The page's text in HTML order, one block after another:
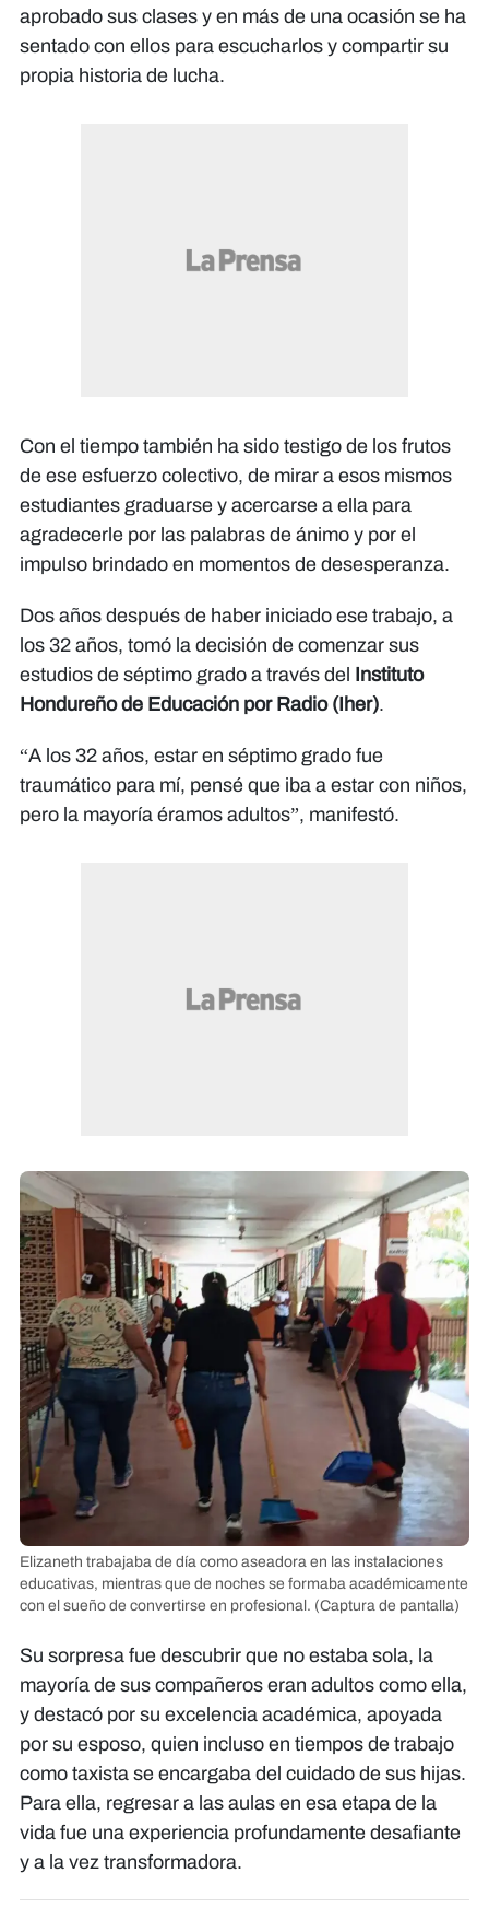
aprobado sus clases y en más de una ocasión se ha
sentado con ellos para escucharlos y compartir su
propia historia de lucha.
Con el tiempo también ha sido testigo de los frutos
de ese esfuerzo colectivo, de mirar a esos mismos
estudiantes graduarse y acercarse a ella para
agradecerle por las palabras de ánimo y por el
impulso brindado en momentos de desesperanza.
Dos años después de haber iniciado ese trabajo, a
los 32 años, tomó la decisión de comenzar sus
estudios de séptimo grado a través del
Instituto
Hondureño de Educación por Radio (Iher).
“A los 32 años, estar en séptimo grado fue
traumático para mí, pensé que iba a estar con niños,
pero la mayoría éramos adultos”, manifestó.
Elizaneth trabajaba de día como aseadora en las instalaciones
educativas, mientras que de noches se formaba académicamente
con el sueño de convertirse en profesional. (Captura de pantalla)
Su sorpresa fue descubrir que no estaba sola, la
mayoría de sus compañeros eran adultos como ella,
y destacó por su excelencia académica, apoyada
por su esposo, quien incluso en tiempos de trabajo
como taxista se encargaba del cuidado de sus hijas.
Para ella, regresar a las aulas en esa etapa de la
vida fue una experiencia profundamente desafiante
y a la vez transformadora.